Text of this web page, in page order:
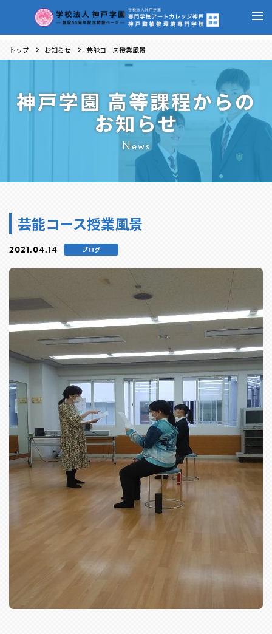
トップ お知らせ 芸能コース授業風景
神戸学園 高等課程からの
お知らせ
News
芸能コース授業風景
2021.04.14 ブログ